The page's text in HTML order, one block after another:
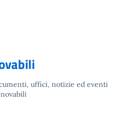
uffici, notizie ed eventi